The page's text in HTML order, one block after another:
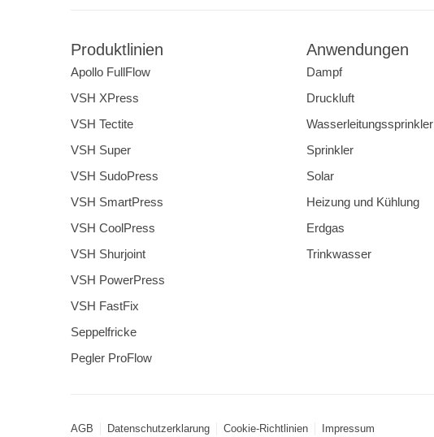
Produktlinien
Apollo FullFlow
VSH XPress
VSH Tectite
VSH Super
VSH SudoPress
VSH SmartPress
VSH CoolPress
VSH Shurjoint
VSH PowerPress
VSH FastFix
Seppelfricke
Pegler ProFlow
Anwendungen
Dampf
Druckluft
Wasserleitungssprinkler
Sprinkler
Solar
Heizung und Kühlung
Erdgas
Trinkwasser
AGB Datenschutzerklarung Cookie-Richtlinien Impressum